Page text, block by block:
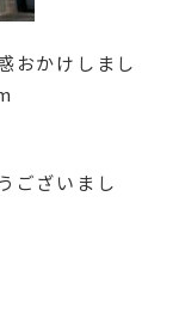
おかけしまし
ございまし